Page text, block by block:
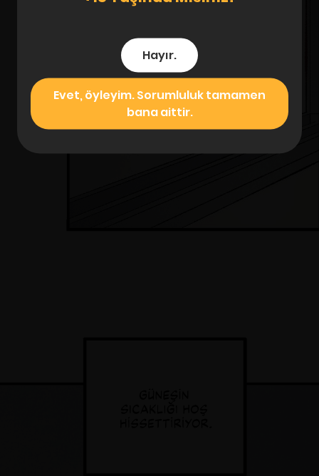
Hayır.
Evet, öyleyim. Sorumluluk tamamen
bana aittir.